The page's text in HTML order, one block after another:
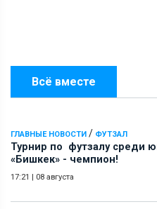
Всё вместе
ГЛАВНЫЕ НОВОСТИ / ФУТЗАЛ
Турнир по футзалу среди
«Бишкек» - чемпион!
17:21 | 08 августа